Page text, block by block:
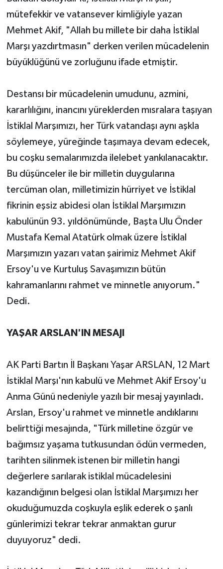
mütefekkir ve vatansever kimliğiyle yazan
Mehmet Akif, "Allah bu millete bir daha İstiklal
Marşı yazdırtmasın" derken verilen mücadelenin
büyüklüğünü ve zorluğunu ifade etmiştir.
Destansı bir mücadelenin umudunu, azmini,
kararlılığını, inancını yüreklerden mısralara taşıyan
İstiklal Marşımızı, her Türk vatandaşı aynı aşkla
söylemeye, yüreğinde taşımaya devam edecek,
bu coşku semalarımızda ilelebet yankılanacaktır.
Bu düşünceler ile bir milletin duygularına
tercüman olan, milletimizin hürriyet ve İstiklal
fikrinin eşsiz abidesi olan İstiklal Marşımızın
kabulünün 93. yıldönümünde, Başta Ulu Önder
Mustafa Kemal Atatürk olmak üzere İstiklal
Marşımızın yazarı vatan şairimiz Mehmet Akif
Ersoy'u ve Kurtuluş Savaşımızın bütün
kahramanlarını rahmet ve minnetle anıyorum."
Dedi.
YAŞAR ARSLAN'IN MESAJI
AK Parti Bartın İl Başkanı Yaşar ARSLAN, 12 Mart
İstiklal Marşı'nın kabulü ve Mehmet Akif Ersoy'u
Anma Günü nedeniyle yazılı bir mesaj yayınladı.
Arslan, Ersoy'u rahmet ve minnetle andıklarını
belirttiği mesajında, "Türk milletine özgür ve
bağımsız yaşama tutkusundan ödün vermeden,
tarihten silinmek istenen bir milletin hangi
değerlere sarılarak istiklal mücadelesini
kazandığının belgesi olan İstiklal Marşımızı her
okuduğumuzda coşkuyla eşlik ederek o şanlı
günlerimizi tekrar tekrar anmaktan gurur
duyuyoruz" dedi.